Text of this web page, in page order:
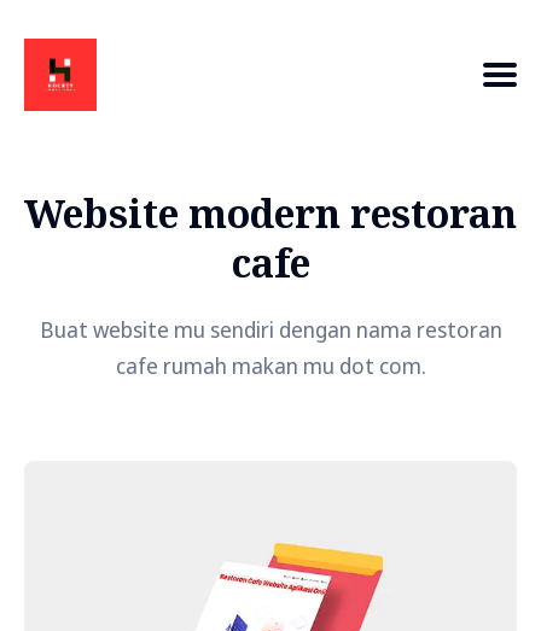
Website modern restoran
cafe
Buat website mu sendiri dengan nama restoran
cafe rumah makan mu dot com.